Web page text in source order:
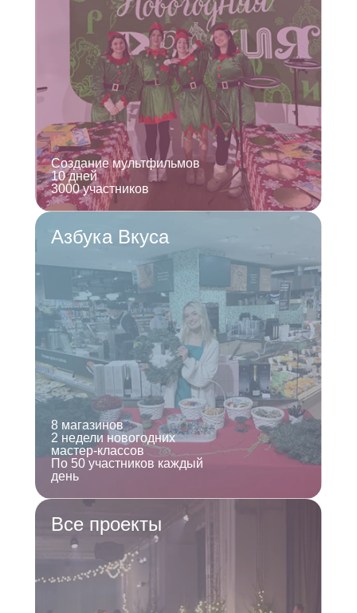
Создание мультфильмов
10 дней
3000 участников
Азбука Вкуса
8 магазинов
2 недели новогодних
мастер-классов
По 50 участников каждый
день
Все проекты